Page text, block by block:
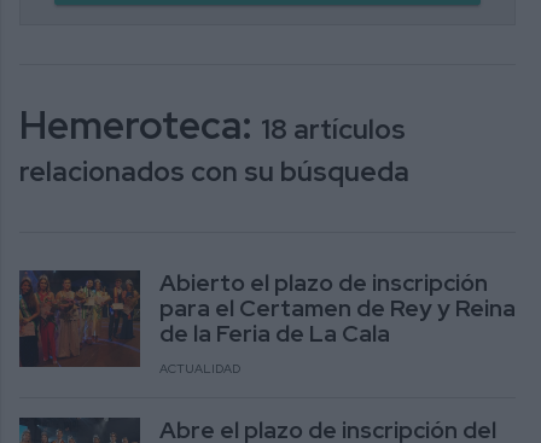
Hemeroteca: 18 artículos
relacionados con su búsqueda
Abierto el plazo de inscripción
para el Certamen de Rey y Reina
de la Feria de La Cala
ACTUALIDAD
Abre el plazo de inscripción del